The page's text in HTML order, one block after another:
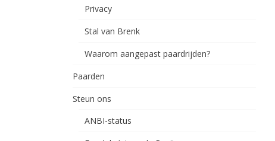
Privacy
Stal van Brenk
Waarom aangepast paardrijden?
Paarden
Steun ons
ANBI-status